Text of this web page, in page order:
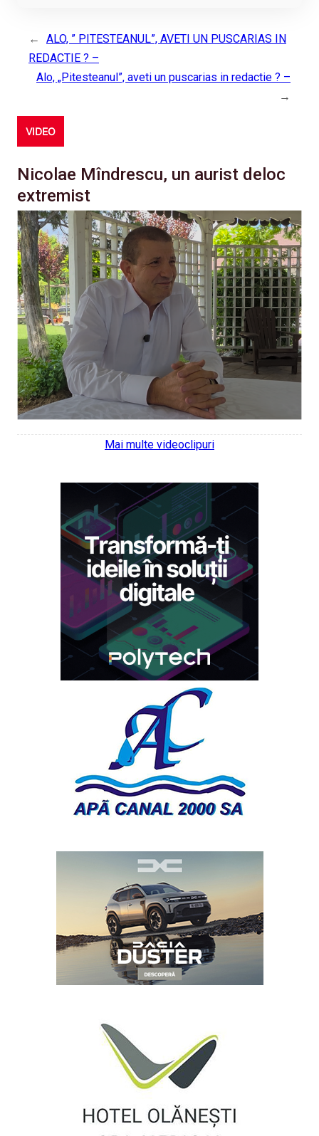
←
ALO, ” PITESTEANUL”, AVETI UN PUSCARIAS IN
REDACTIE ? –
Alo, „Pitesteanul”, aveti un puscarias in redactie ? –
→
VIDEO
Nicolae Mîndrescu, un aurist deloc
extremist
Mai multe videoclipuri